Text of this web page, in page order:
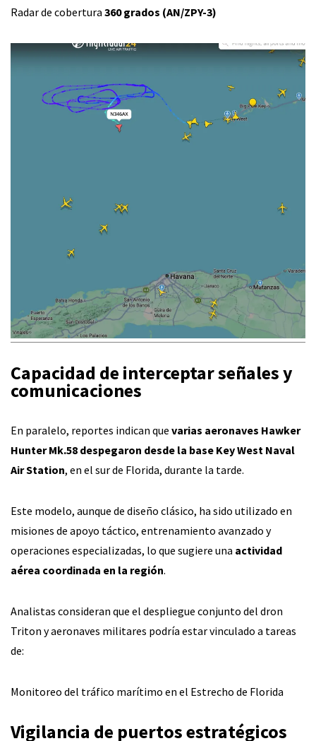
Radar de cobertura 360 grados (AN/ZPY-3)
Capacidad de interceptar señales y
comunicaciones
En paralelo, reportes indican que varias aeronaves Hawker
Hunter Mk.58 despegaron desde la base Key West Naval
Air Station, en el sur de Florida, durante la tarde.
Este modelo, aunque de diseño clásico, ha sido utilizado en
misiones de apoyo táctico, entrenamiento avanzado y
operaciones especializadas, lo que sugiere una actividad
aérea coordinada en la región.
Analistas consideran que el despliegue conjunto del dron
Triton y aeronaves militares podría estar vinculado a tareas
de:
Monitoreo del tráfico marítimo en el Estrecho de Florida
Vigilancia de puertos estratégicos